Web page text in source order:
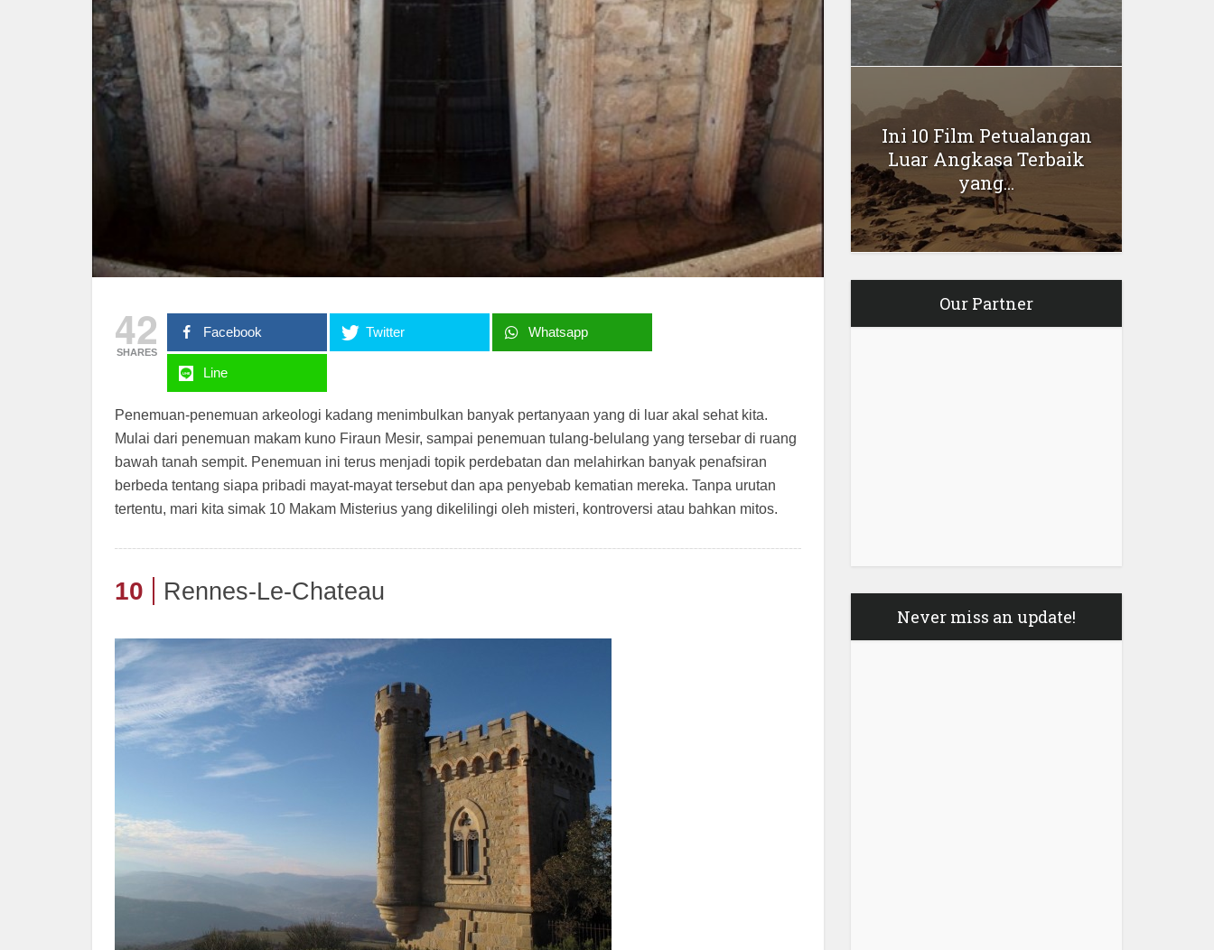
42
SHARES
Facebook Twitter Whatsapp
Line
Penemuan-penemuan arkeologi kadang menimbulkan banyak pertanyaan yang di luar akal sehat kita.
Mulai dari penemuan makam kuno Firaun Mesir, sampai penemuan tulang-belulang yang tersebar di ruang
bawah tanah sempit. Penemuan ini terus menjadi topik perdebatan dan melahirkan banyak penafsiran
berbeda tentang siapa pribadi mayat-mayat tersebut dan apa penyebab kematian mereka. Tanpa urutan
tertentu, mari kita simak 10 Makam Misterius yang dikelilingi oleh misteri, kontroversi atau bahkan mitos.
10 Rennes-Le-Chateau
Ini 10 Film Petualangan
Luar Angkasa Terbaik
yang...
Our Partner
Never miss an update!